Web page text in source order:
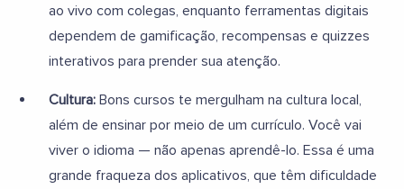
ao vivo com colegas, enquanto ferramentas digitais
dependem de gamificação, recompensas e quizzes
interativos para prender sua atenção.
Cultura: Bons cursos te mergulham na cultura local,
além de ensinar por meio de um currículo. Você vai
viver o idioma — não apenas aprendê-lo. Essa é uma
grande fraqueza dos aplicativos, que têm dificuldade